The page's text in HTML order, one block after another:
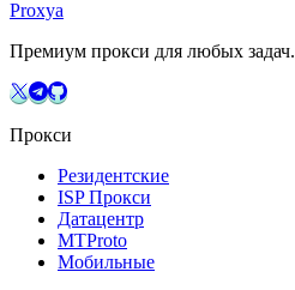
Proxya
Премиум прокси для любых задач.
Прокси
Резидентские
ISP Прокси
Датацентр
MTProto
Мобильные